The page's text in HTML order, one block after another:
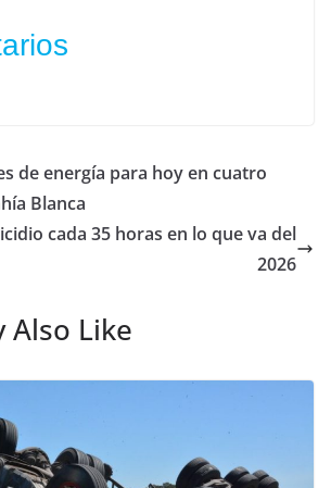
de energía para hoy en cuatro
Blanca
cada 35 horas en lo que va del
2026
Also Like